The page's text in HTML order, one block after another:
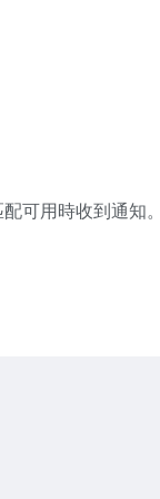
可用時收到通知